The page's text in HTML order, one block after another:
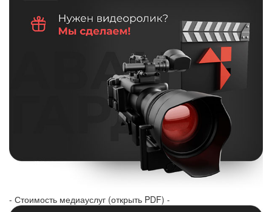
- Стоимость медиауслуг (открыть PDF) -